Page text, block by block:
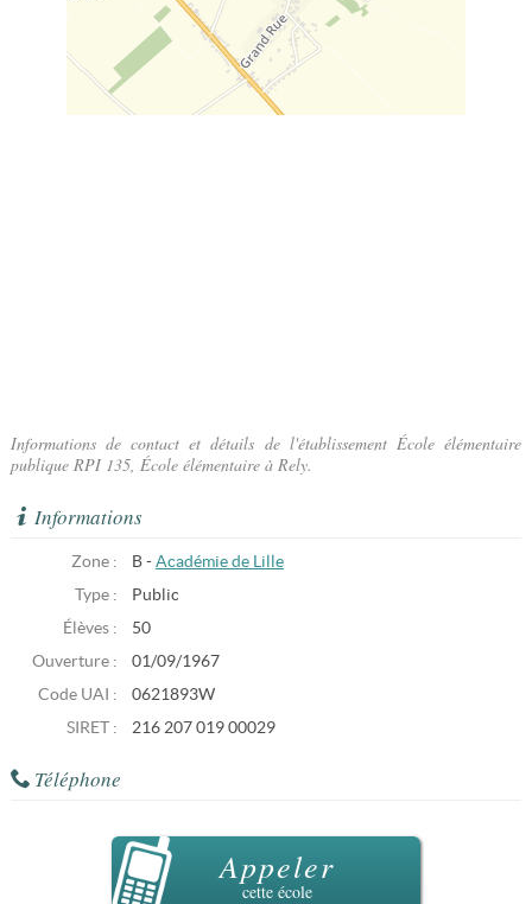
Informations de contact et détails de l'établissement École élémentaire
publique RPI 135, École élémentaire à Rely.
Informations
Zone : B - Académie de Lille
Type :
Public
Élèves :
50
Ouverture :
01/09/1967
Code UAI :
0621893W
SIRET :
216 207 019 00029
Téléphone
Appeler
cette école